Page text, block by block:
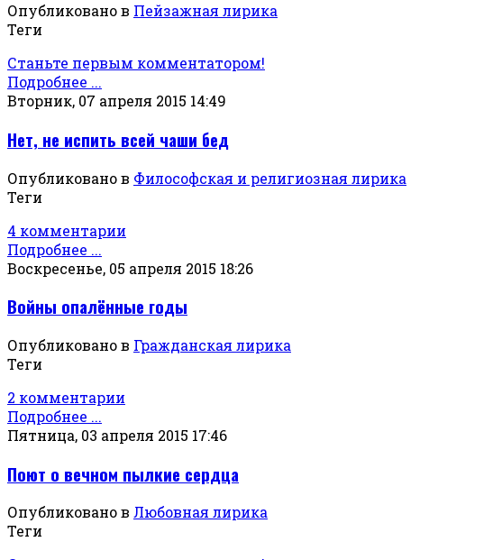
Опубликовано в Пейзажная лирика
Теги
Станьте первым комментатором!
Подробнее ...
Вторник, 07 апреля 2015 14:49
Нет, не испить всей чаши бед
Опубликовано в Философская и религиозная лирика
Теги
4 комментарии
Подробнее ...
Воскресенье, 05 апреля 2015 18:26
Войны опалённые годы
Опубликовано в Гражданская лирика
Теги
2 комментарии
Подробнее ...
Пятница, 03 апреля 2015 17:46
Поют о вечном пылкие сердца
Опубликовано в Любовная лирика
Теги